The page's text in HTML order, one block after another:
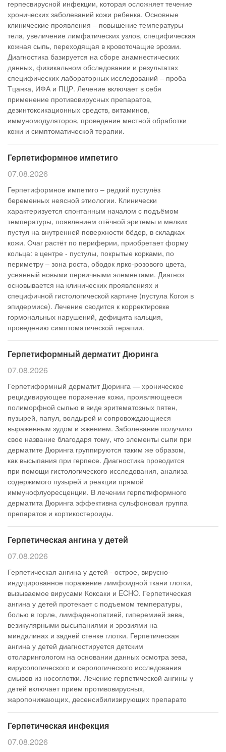
герпесвирусной инфекции, которая осложняет течение
хронических заболеваний кожи ребенка. Основные
клинические проявления – повышение температуры
тела, увеличение лимфатических узлов, специфическая
кожная сыпь, переходящая в кровоточащие эрозии.
Диагностика базируется на сборе анамнестических
данных, физикальном обследовании и результатах
специфических лабораторных исследований – проба
Тцанка, ИФА и ПЦР. Лечение включает в себя
применение противовирусных препаратов,
дезинтоксикационных средств, витаминов,
иммуномодуляторов, проведение местной обработки
кожи и симптоматической терапии.
Герпетиформное импетиго
07.08.2026
Герпетиформное импетиго – редкий пустулёз
беременных неясной этиологии. Клинически
характеризуется спонтанным началом с подъёмом
температуры, появлением отёчной эритемы и мелких
пустул на внутренней поверхности бёдер, в складках
кожи. Очаг растёт по периферии, приобретает форму
кольца: в центре - пустулы, покрытые корками, по
периметру – зона роста, ободок ярко-розового цвета,
усеянный новыми первичными элементами. Диагноз
основывается на клинических проявлениях и
специфичной гистологической картине (пустула Когоя в
эпидермисе). Лечение сводится к корректировке
гормональных нарушений, дефицита кальция,
проведению симптоматической терапии.
Герпетиформный дерматит Дюринга
07.08.2026
Герпетиформный дерматит Дюринга — хроническое
рецидивирующее поражение кожи, проявляющееся
полиморфной сыпью в виде эритематозных пятен,
пузырей, папул, волдырей и сопровождающиеся
выраженным зудом и жжением. Заболевание получило
свое название благодаря тому, что элементы сыпи при
дерматите Дюринга группируются таким же образом,
как высыпания при герпесе. Диагностика проводится
при помощи гистологического исследования, анализа
содержимого пузырей и реакции прямой
иммунофлуоресценции. В лечении герпетиформного
дерматита Дюринга эффективна сульфоновая группа
препаратов и кортикостероиды.
Герпетическая ангина у детей
07.08.2026
Герпетическая ангина у детей - острое, вирусно-
индуцированное поражение лимфоидной ткани глотки,
вызываемое вирусами Коксаки и ECHO. Герпетическая
ангина у детей протекает с подъемом температуры,
болью в горле, лимфаденопатией, гиперемией зева,
везикулярными высыпаниями и эрозиями на
миндалинах и задней стенке глотки. Герпетическая
ангина у детей диагностируется детским
отоларингологом на основании данных осмотра зева,
вирусологического и серологического исследования
смывов из носоглотки. Лечение герпетической ангины у
детей включает прием противовирусных,
жаропонижающих, десенсибилизирующих препарато
Герпетическая инфекция
07.08.2026